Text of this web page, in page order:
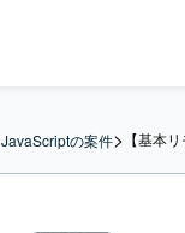
JavaScriptの案件> 【基本